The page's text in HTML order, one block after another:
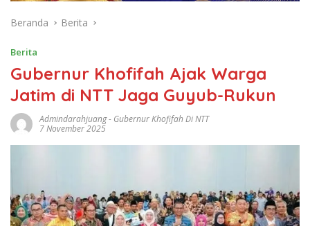
Beranda Berita
Berita
Gubernur Khofifah Ajak Warga
Jatim di NTT Jaga Guyub-Rukun
Admindarahjuang- Gubernur Khofifah Di NTT
7 November 2025